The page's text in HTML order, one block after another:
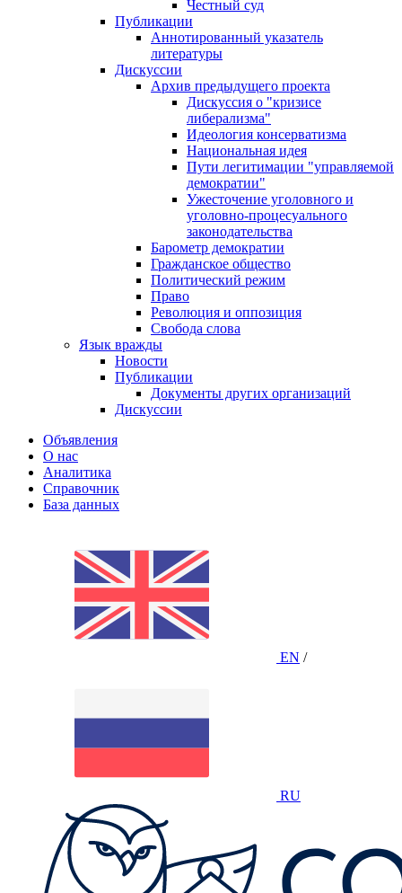
Честный суд
Публикации
Аннотированный указатель
литературы
Дискуссии
Архив предыдущего проекта
Дискуссия о "кризисе
либерализма"
Идеология консерватизма
Национальная идея
Пути легитимации "управляемой
демократии"
Ужесточение уголовного и
уголовно-процесуального
законодательства
Барометр демократии
Гражданское общество
Политический режим
Право
Революция и оппозиция
Свобода слова
Язык вражды
Новости
Публикации
Документы других организаций
Дискуссии
Объявления
О нас
Аналитика
Справочник
База данных
EN /
RU